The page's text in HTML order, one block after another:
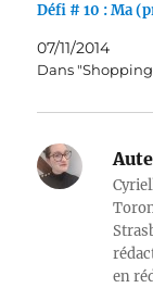
Défi # 10 : Ma
07/11/2014
Dans
en